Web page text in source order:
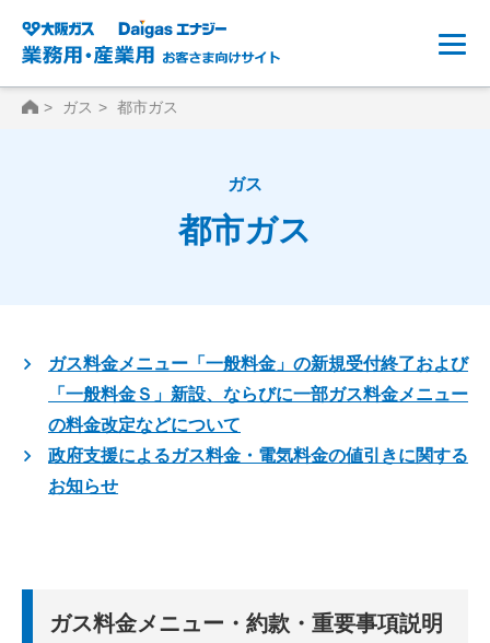
HOME
ガス 都市ガス
ガス
都市ガス
ガス料金メニュー「一般料金」の新規受付終了および
「一般料金Ｓ」新設、ならびに一部ガス料金メニュー
の料金改定などについて
政府支援によるガス料金・電気料金の値引きに関する
お知らせ
ガス料金メニュー・約款・重要事項説明